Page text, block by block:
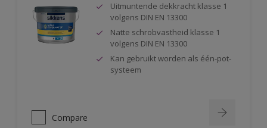
Uitmuntende dekkracht klasse 1
volgens DIN EN 13300
Natte schrobvastheid klasse 1
volgens DIN EN 13300
Kan gebruikt worden als één-pot-
systeem
Compare